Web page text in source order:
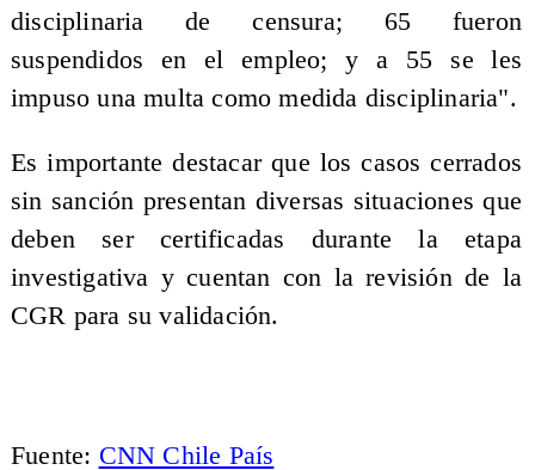
disciplinaria de censura; 65 fueron
suspendidos en el empleo; y a 55 se les
impuso una multa como medida disciplinaria".
Es importante destacar que los casos cerrados
sin sanción presentan diversas situaciones que
deben ser certificadas durante la etapa
investigativa y cuentan con la revisión de la
CGR para su validación.
Fuente: CNN Chile País